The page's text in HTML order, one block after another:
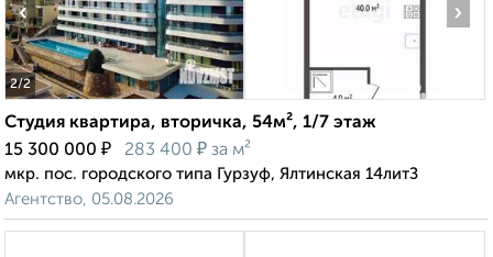
2/2
‹ ›
Студия квартира, вторичка, 54м², 1/7 этаж
15 300 000 ₽ 283 400 ₽ за м²
мкр. пос. городского типа Гурзуф, Ялтинская 14литЗ
Агентство, 05.08.2026